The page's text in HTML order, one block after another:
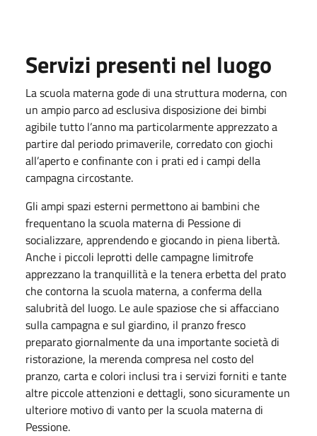
Servizi presenti nel luogo
La scuola materna gode di una struttura moderna, con
un ampio parco ad esclusiva disposizione dei bimbi
agibile tutto l’anno ma particolarmente apprezzato a
partire dal periodo primaverile, corredato con giochi
all’aperto e confinante con i prati ed i campi della
campagna circostante.
Gli ampi spazi esterni permettono ai bambini che
frequentano la scuola materna di Pessione di
socializzare, apprendendo e giocando in piena libertà.
Anche i piccoli leprotti delle campagne limitrofe
apprezzano la tranquillità e la tenera erbetta del prato
che contorna la scuola materna, a conferma della
salubrità del luogo. Le aule spaziose che si affacciano
sulla campagna e sul giardino, il pranzo fresco
preparato giornalmente da una importante società di
ristorazione, la merenda compresa nel costo del
pranzo, carta e colori inclusi tra i servizi forniti e tante
altre piccole attenzioni e dettagli, sono sicuramente un
ulteriore motivo di vanto per la scuola materna di
Pessione.